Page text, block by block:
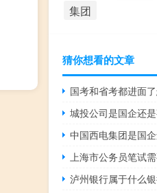
集团
猜你想看的文章
国考和省考都进面
城投公司是国企还
中国西电集团是国
上海市公务员笔试
泸州银行属于什么